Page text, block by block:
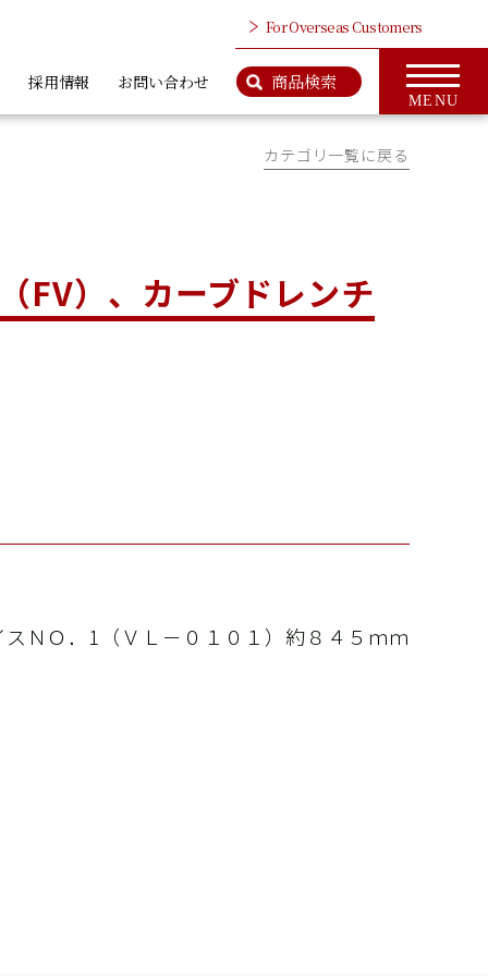
採用情報 お問い合わせ 商品検索
For Overseas Customers
MENU
商品情報のページはこちら
カテゴリ一覧に戻る
FV）、カーブドレンチ
ＮＯ．1（ＶＬ－０１０１）約８４５ｍｍ
案内
会社概要
・機器
動画